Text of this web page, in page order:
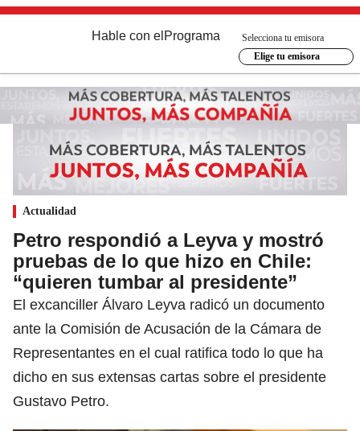
Hable con el Programa
Selecciona tu emisora
Elige tu emisora
Actualidad
Petro respondió a Leyva y mostró
pruebas de lo que hizo en Chile:
“quieren tumbar al presidente”
El excanciller Álvaro Leyva radicó un documento
ante la Comisión de Acusación de la Cámara de
Representantes en el cual ratifica todo lo que ha
dicho en sus extensas cartas sobre el presidente
Gustavo Petro.